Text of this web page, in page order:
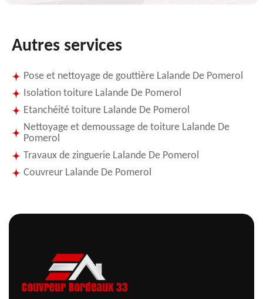
Autres services
Pose et nettoyage de gouttière Lalande De Pomerol
Isolation toiture Lalande De Pomerol
Etanchéité toiture Lalande De Pomerol
Nettoyage et demoussage de toiture Lalande De
Pomerol
Travaux de zinguerie Lalande De Pomerol
Couvreur Lalande De Pomerol